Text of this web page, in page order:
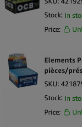
Stock: In
Price:
Elements
pièces/
SKU:
Stock: In
Price: